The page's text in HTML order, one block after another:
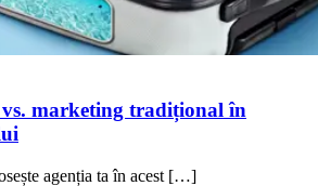
marketing tradițional în
agenția ta în acest […]